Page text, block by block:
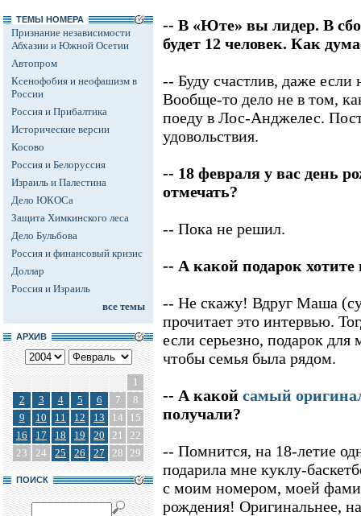
ТЕМЫ НОМЕРА
Признание независимости
Абхазии и Южной Осетии
Автопром
Ксенофобия и неофашизм в
России
Россия и Прибалтика
Исторические версии
Косово
Россия и Белоруссия
Израиль и Палестина
Дело ЮКОСа
Защита Химкинского леса
Дело Бульбова
Россия и финансовый кризис
Доллар
Россия и Израиль
все темы
АРХИВ
1
2
3 4 5 6 7
8
9
10 11 12 13 14
15
16
17 18 19 20 21
22
23
24 25 26 27 28 29
ПОИСК
-- В «Юте» вы лидер. В
будет 12 человек. Как
-- Буду счастлив, даже если
Вообще-то дело не в том,
поеду в Лос-Анджелес.
удовольствия.
-- 18 февраля у вас день
отмечать?
-- Пока не решил.
-- А какой подарок хотите
-- Не скажу! Вдруг Маша
прочитает это интервью.
если серьезно, подарок для
чтобы семья была рядом.
-- А какой самый
получали?
-- Помнится, на 18-летие
подарила мне куклу-
с моим номером, моей
рождения! Оригинальнее,